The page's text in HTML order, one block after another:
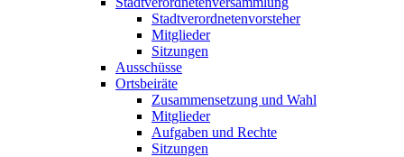
Stadtverordnetenvorsteher
Mitglieder
Sitzungen
Ausschüsse
Ortsbeiräte
Zusammensetzung und Wahl
Mitglieder
Aufgaben und Rechte
Sitzungen